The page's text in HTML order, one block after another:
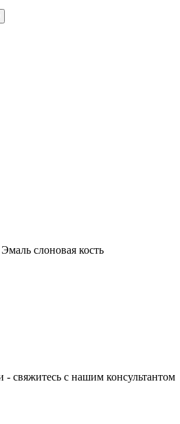
слоновая кость
свяжитесь с нашим консультантом